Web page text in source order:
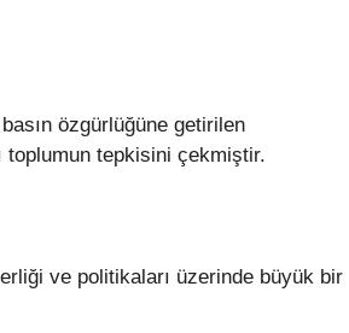
özgürlüğüne getirilen
toplumun tepkisini çekmiştir.
ve politikaları üzerinde büyük bir